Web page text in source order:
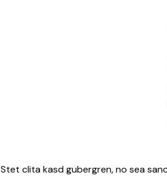
Stet clita kasd gubergren, no sea